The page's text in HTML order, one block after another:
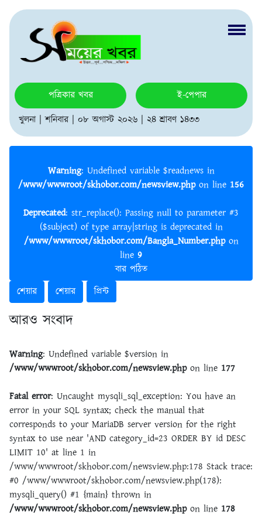
পত্রিকার খবর
ই-পেপার
খুলনা | শনিবার | ০৮ অগাস্ট ২০২৬ | ২৪ শ্রাবণ ১৪৩৩
Warning : Undefined variable $readnews in
/www/wwwroot/skhobor.com/newsview.phpon line 156
Deprecated: str_replace(): Passing null to parameter #3
($subject) of type array|string is deprecated in
/www/wwwroot/skhobor.com/Bangla_Number.phpon
line 9
বার পঠিত
শেয়ার
শেয়ার প্রিন্ট
আরও সংবাদ
Warning: Undefined variable $version in
/www/wwwroot/skhobor.com/newsview.phpon line 177
Fatal error: Uncaught mysqli_sql_exception: You have an
error in your SQL syntax; check the manual that
corresponds to your MariaDB server version for the right
syntax to use near 'AND category_id=23 ORDER BY id DESC
LIMIT 10' at line 1 in
/www/wwwroot/skhobor.com/newsview.php:178 Stack trace:
#0 /www/wwwroot/skhobor.com/newsview.php(178):
mysqli_query() #1 {main} thrown in
/www/wwwroot/skhobor.com/newsview.phpon line 178